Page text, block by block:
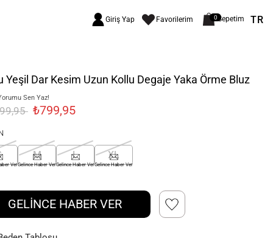
Giriş Yap Favorilerim 0Sepetim TR
Yeşil Dar Kesim Uzun Kollu Degaje Yaka Örme Bluz
Sen Yaz!
₺799,95
Ver
M
Gelince Haber Ver
L
Gelince Haber Ver
XL
Gelince Haber Ver
GELİNCE HABER VER